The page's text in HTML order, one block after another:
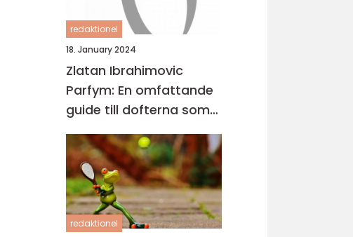
redaktionel
18. January 2024
Zlatan Ibrahimovic
Parfym: En omfattande
guide till dofterna som
bär hans namn
redaktionel